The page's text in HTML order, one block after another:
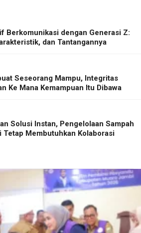
Berkomunikasi dengan Generasi Z:
dan Tantangannya
Seseorang Mampu, Integritas
Ke Mana Kemampuan Itu Dibawa
Solusi Instan, Pengelolaan Sampah
Tetap Membutuhkan Kolaborasi